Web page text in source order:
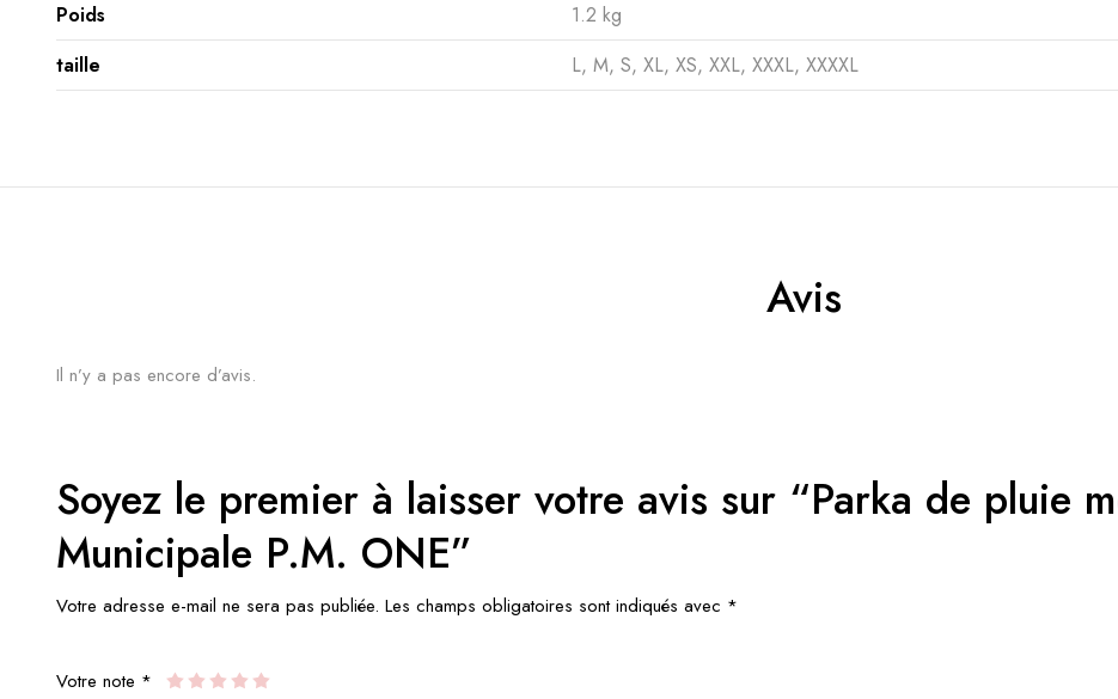
Poids
1.2 kg
taille
L, M, S, XL, XS, XXL, XXXL, XXXXL
Avis
Il n’y a pas encore d’avis.
Soyez le premier à laisser votre avis sur “Parka de pluie
Municipale P.M. ONE”
Votre adresse e-mail ne sera pas publiée. Les champs obligatoires sont indiqués avec *
Votre note *